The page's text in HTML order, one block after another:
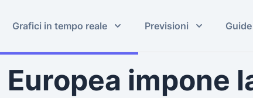
Grafici in tempo reale Previsioni Guide
impone